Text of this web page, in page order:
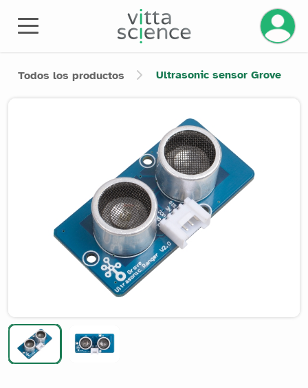
Todos los productos Ultrasonic sensor Grove